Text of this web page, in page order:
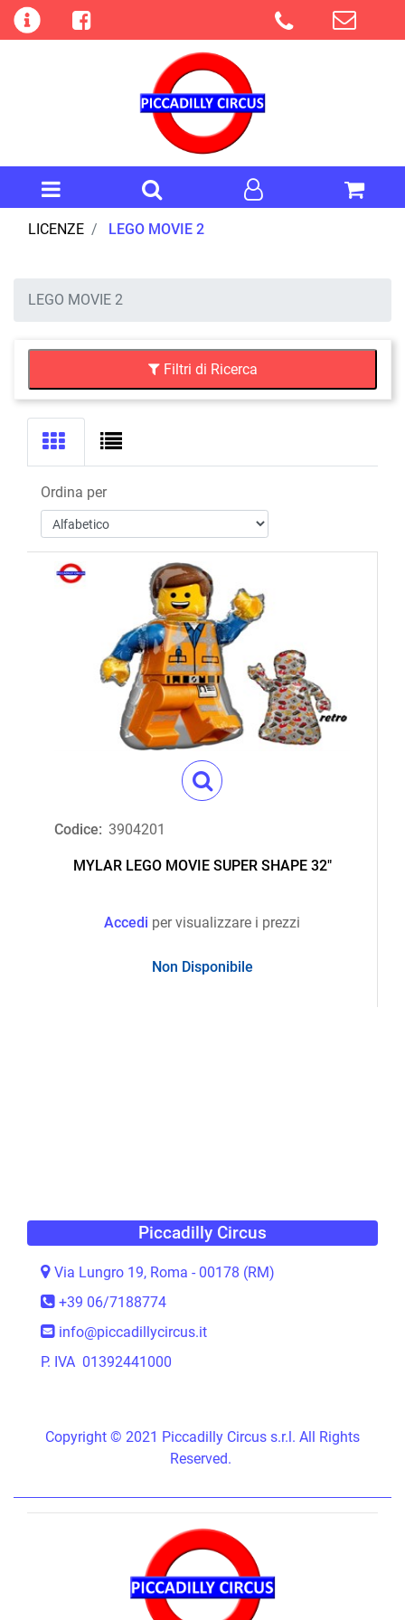
Open menu
Open menu
LICENZE LEGO MOVIE 2
LEGO MOVIE 2
Filtri di Ricerca
Ordina per
Codice: 3904201
MYLAR LEGO MOVIE SUPER SHAPE 32"
Accedi per visualizzare i prezzi
Non Disponibile
Piccadilly Circus
Via Lungro 19, Roma - 00178 (RM)
+39 06/7188774
info@piccadillycircus.it
P. IVA 01392441000
Copyright © 2021 Piccadilly Circus s.r.l. All Rights
Reserved.